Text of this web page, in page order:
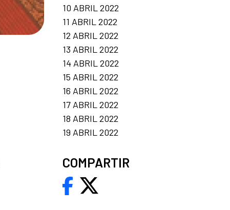
10 ABRIL 2022
11 ABRIL 2022
12 ABRIL 2022
13 ABRIL 2022
14 ABRIL 2022
15 ABRIL 2022
16 ABRIL 2022
17 ABRIL 2022
18 ABRIL 2022
19 ABRIL 2022
COMPARTIR